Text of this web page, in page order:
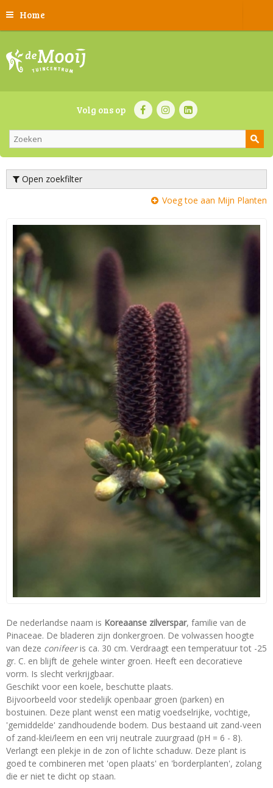
Home
Volg ons op
Open zoekfilter
Voeg toe aan Mijn Planten
De nederlandse naam is Koreaanse zilverspar, familie van de
Pinaceae. De bladeren zijn donkergroen. De volwassen hoogte
van deze conifeeris ca. 30 cm. Verdraagt een temperatuur tot -25
gr. C. en blijft de gehele winter groen. Heeft een decoratieve
vorm. Is slecht verkrijgbaar.
Geschikt voor een koele, beschutte plaats.
Bijvoorbeeld voor stedelijk openbaar groen (parken) en
bostuinen. Deze plant wenst een matig voedselrijke, vochtige,
'gemiddelde' zandhoudende bodem. Dus bestaand uit zand-veen
of zand-klei/leem en een vrij neutrale zuurgraad (pH = 6 - 8).
Verlangt een plekje in de zon of lichte schaduw. Deze plant is
goed te combineren met 'open plaats' en 'borderplanten', zolang
die er niet te dicht op staan.